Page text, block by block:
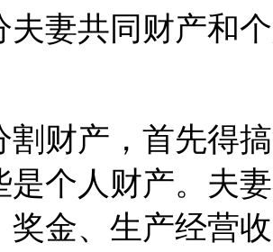
夫妻共同财产和
割财产，首先得
是个人财产。夫
奖金、生产经营